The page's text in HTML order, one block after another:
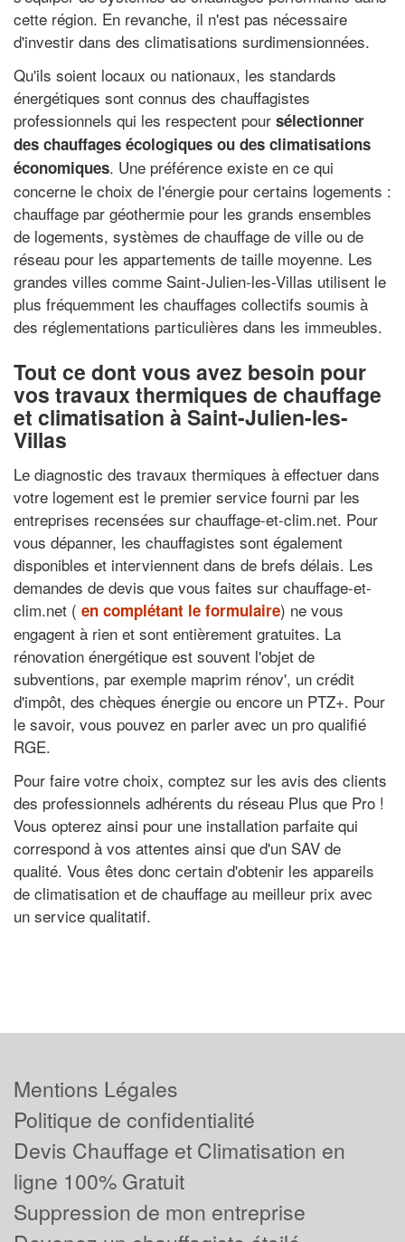
cette région. En revanche, il n'est pas nécessaire
d'investir dans des climatisations surdimensionnées.
Qu'ils soient locaux ou nationaux, les standards
énergétiques sont connus des chauffagistes
professionnels qui les respectent pour sélectionner
des chauffages écologiques ou des climatisations
économiques. Une préférence existe en ce qui
concerne le choix de l'énergie pour certains logements :
chauffage par géothermie pour les grands ensembles
de logements, systèmes de chauffage de ville ou de
réseau pour les appartements de taille moyenne. Les
grandes villes comme Saint-Julien-les-Villas utilisent le
plus fréquemment les chauffages collectifs soumis à
des réglementations particulières dans les immeubles.
Tout ce dont vous avez besoin pour
vos travaux thermiques de chauffage
et climatisation à Saint-Julien-les-
Villas
Le diagnostic des travaux thermiques à effectuer dans
votre logement est le premier service fourni par les
entreprises recensées sur chauffage-et-clim.net. Pour
vous dépanner, les chauffagistes sont également
disponibles et interviennent dans de brefs délais. Les
demandes de devis que vous faites sur chauffage-et-
clim.net ( en complétant le formulaire) ne vous
engagent à rien et sont entièrement gratuites. La
rénovation énergétique est souvent l'objet de
subventions, par exemple maprim rénov', un crédit
d'impôt, des chèques énergie ou encore un PTZ+. Pour
le savoir, vous pouvez en parler avec un pro qualifié
RGE.
Pour faire votre choix, comptez sur les avis des clients
des professionnels adhérents du réseau Plus que Pro !
Vous opterez ainsi pour une installation parfaite qui
correspond à vos attentes ainsi que d'un SAV de
qualité. Vous êtes donc certain d'obtenir les appareils
de climatisation et de chauffage au meilleur prix avec
un service qualitatif.
Mentions Légales
Politique de confidentialité
Devis Chauffage et Climatisation en
ligne 100% Gratuit
Suppression de mon entreprise